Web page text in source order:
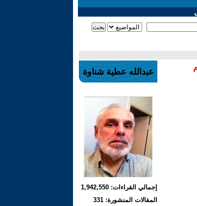
عبدالله عطية شناوة
إجمالي القراءات: 1,942,550
المقالات المنشورة: 331